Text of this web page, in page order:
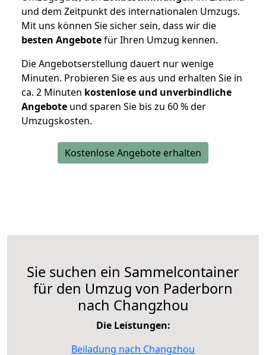
und dem Zeitpunkt des internationalen Umzugs.
Mit uns können Sie sicher sein, dass wir die
besten Angebotefür Ihren Umzug kennen.
Die Angebotserstellung dauert nur wenige
Minuten. Probieren Sie es aus und erhalten Sie in
ca. 2 Minuten kostenlose und unverbindliche
Angebote und sparen Sie bis zu 60 % der
Umzugskosten.
Kostenlose Angebote erhalten
Sie suchen ein Sammelcontainer
für den Umzug von Paderborn
nach Changzhou
Die Leistungen:
Beiladung nach Changzhou